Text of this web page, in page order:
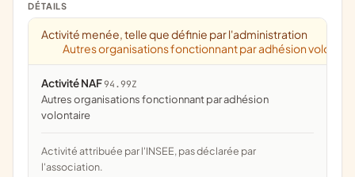
DÉTAILS
Activité menée, telle que définie par l'administration
Autres organisations fonctionnant par adhésion
Activité NAF94.99Z
Autres organisations fonctionnant par adhésion
volontaire
Activité attribuée par l'INSEE, pas déclarée par
l'association.